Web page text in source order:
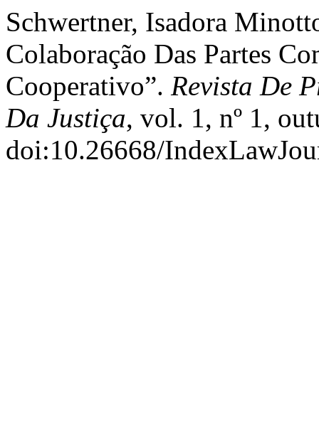
Schwertner, Isadora
Colaboração Das Partes
Cooperativo”. Revista De
Da Justiça, vol. 1, nº 1,
doi:10.26668/